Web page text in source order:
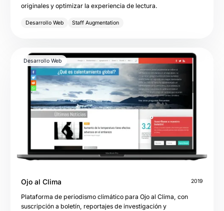
originales y optimizar la experiencia de lectura.
Desarrollo Web Staff Augmentation
Desarrollo Web
Ojo al Clima 2019
Plataforma de periodismo climático para Ojo al Clima, con
suscripción a boletín, reportajes de investigación y